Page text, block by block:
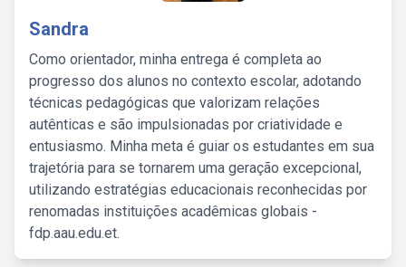
Sandra
Como orientador, minha entrega é completa ao
progresso dos alunos no contexto escolar, adotando
técnicas pedagógicas que valorizam relações
autênticas e são impulsionadas por criatividade e
entusiasmo. Minha meta é guiar os estudantes em sua
trajetória para se tornarem uma geração excepcional,
utilizando estratégias educacionais reconhecidas por
renomadas instituições acadêmicas globais -
fdp.aau.edu.et.